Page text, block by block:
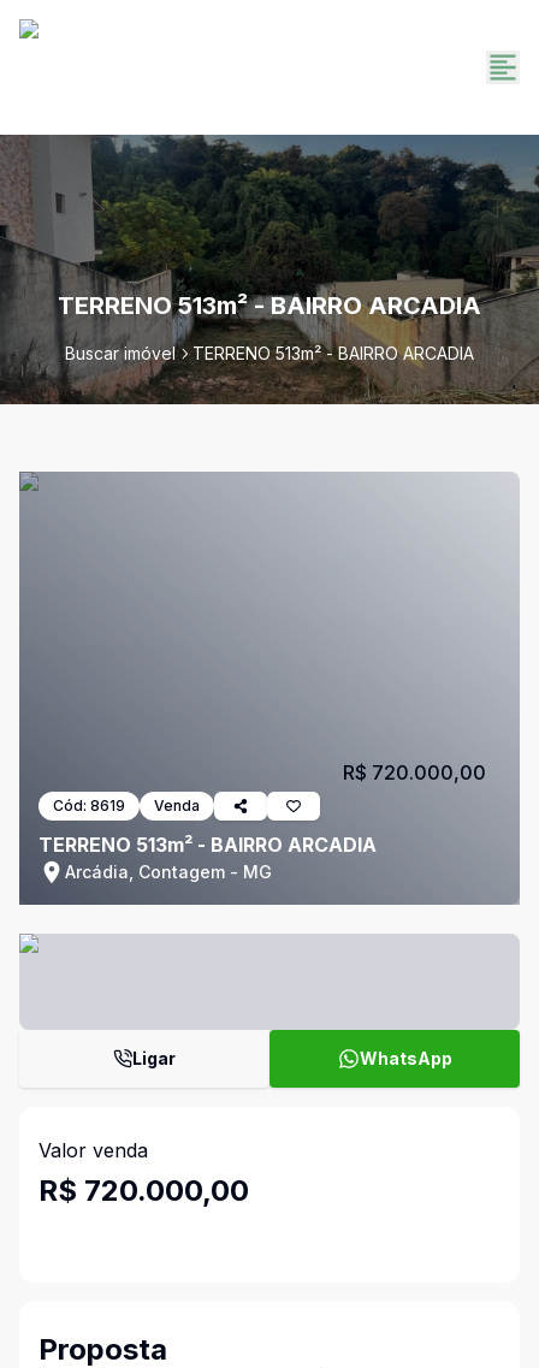
TERRENO 513m² - BAIRRO ARCADIA
Buscar imóvel TERRENO 513m² - BAIRRO ARCADIA
Cód: 8619 Venda
TERRENO 513m² - BAIRRO ARCADIA
Arcádia, Contagem - MG
R$ 720.000,00
Ligar WhatsApp
Valor venda
R$ 720.000,00
Proposta